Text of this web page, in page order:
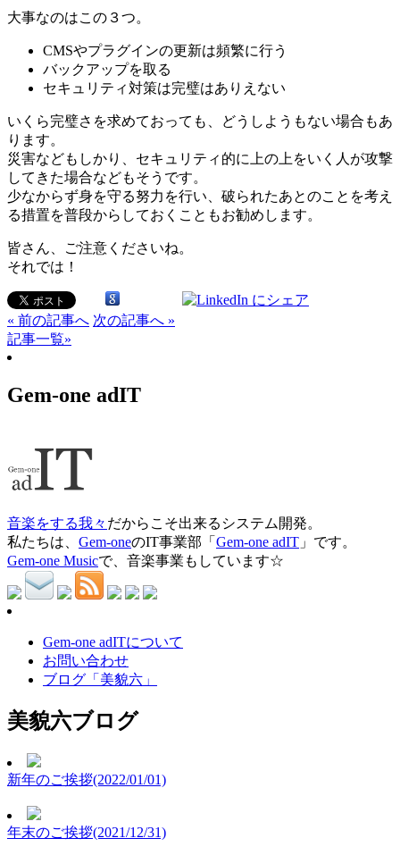
大事なのはこの３つ。
CMSやプラグインの更新は頻繁に行う
バックアップを取る
セキュリティ対策は完璧はありえない
いくら完璧さを求めておっても、どうしようもない場合もあ
ります。
災害などもしかり、セキュリティ的に上の上をいく人が攻撃
してきた場合などもそうです。
少なからず身を守る努力を行い、破られたあとのことを考え
る措置を普段からしておくこともお勧めします。
皆さん、ご注意くださいね。
それでは！
« 前の記事へ 次の記事へ »
記事一覧»
Gem-one adIT
音楽をする我々 だからこそ出来るシステム開発。
私たちは、 Gem-oneのIT事業部「 Gem-one adIT 」です。
Gem-one Musicで、音楽事業もしています☆
Gem-one adITについて
お問い合わせ
ブログ「美貌六」
美貌六ブログ
新年のご挨拶(2022/01/01)
年末のご挨拶(2021/12/31)